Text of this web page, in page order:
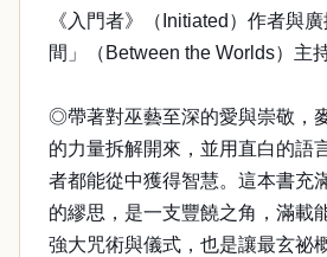
《入門者》（Initiated）作者與
間」（Between the Worlds）主
◎帶著對巫藝至深的愛與崇敬，
的力量拆解開來，並用直白的語
者都能從中獲得智慧。這本書充
的繆思，是一支豐饒之角，滿載
強大咒術與儀式，也是讓最玄祕